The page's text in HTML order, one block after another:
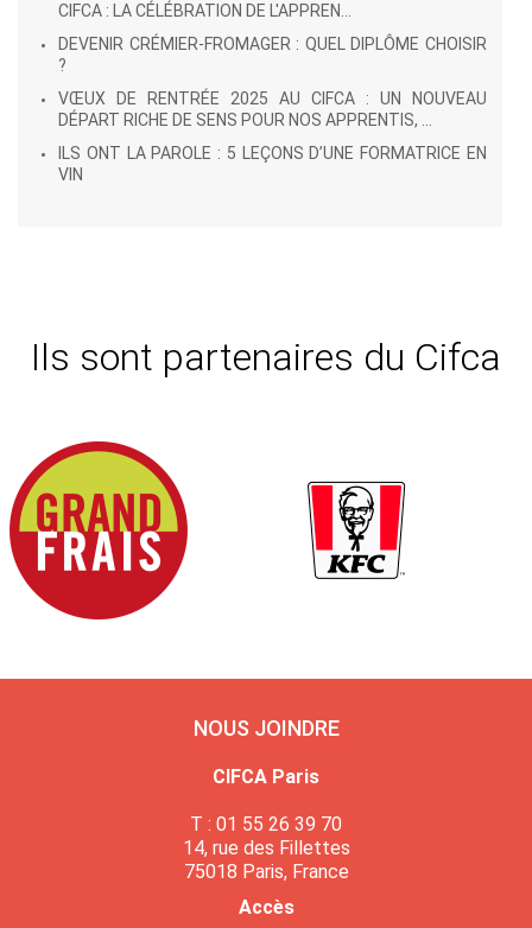
CIFCA : LA CÉLÉBRATION DE L'APPREN...
DEVENIR CRÉMIER-FROMAGER : QUEL DIPLÔME CHOISIR
?
VŒUX DE RENTRÉE 2025 AU CIFCA : UN NOUVEAU
DÉPART RICHE DE SENS POUR NOS APPRENTIS, ...
ILS ONT LA PAROLE : 5 LEÇONS D’UNE FORMATRICE EN
VIN
Ils sont partenaires du Cifca
NOUS JOINDRE
CIFCA Paris
T : 01 55 26 39 70
14, rue des Fillettes
75018 Paris, France
Accès